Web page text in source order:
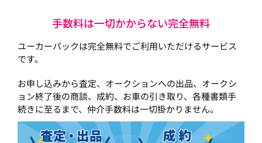
手数料は一切かからない完全無料
ユーカーパックは完全無料でご利用いただけるサービス
です。
お申し込みから査定、オークションへの出品、オークシ
ョン終了後の商談、成約、お車の引き取り、各種書類手
続きに至るまで、仲介手数料は一切掛かりません。